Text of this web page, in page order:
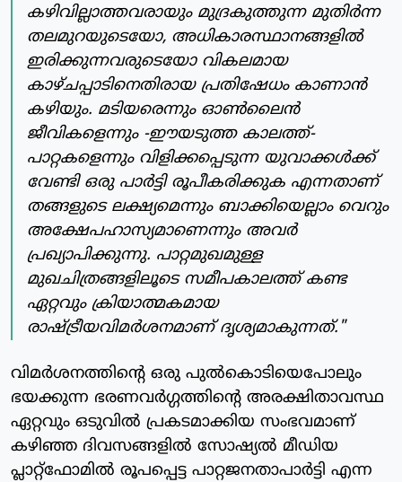
കഴിവില്ലാത്തവരായും മുദ്രകുത്തുന്ന മുതിർന്ന
തലമുറയുടെയോ, അധികാരസ്ഥാനങ്ങളിൽ
ഇരിക്കുന്നവരുടെയോ വികലമായ
കാഴ്ചപ്പാടിനെതിരായ പ്രതിഷേധം കാണാൻ
കഴിയും. മടിയരെന്നും ഓൺലൈൻ
ജീവികളെന്നും -ഈയടുത്ത കാലത്ത്-
പാറ്റകളെന്നും വിളിക്കപ്പെടുന്ന യുവാക്കൾക്ക്
വേണ്ടി ഒരു പാർട്ടി രൂപീകരിക്കുക എന്നതാണ്
തങ്ങളുടെ ലക്ഷ്യമെന്നും ബാക്കിയെല്ലാം വെറും
അക്ഷേപഹാസ്യമാണെന്നും അവർ
പ്രഖ്യാപിക്കുന്നു. പാറ്റമുഖമുള്ള
മുഖചിത്രങ്ങളിലൂടെ സമീപകാലത്ത് കണ്ട
ഏറ്റവും ക്രിയാത്മകമായ
രാഷ്ട്രീയവിമർശനമാണ് ദൃശ്യമാകുന്നത്."
വിമർശനത്തിന്റെ ഒരു പുൽകൊടിയെപോലും
ഭയക്കുന്ന ഭരണവർഗ്ഗത്തിന്റെ അരക്ഷിതാവസ്ഥ
ഏറ്റവും ഒടുവിൽ പ്രകടമാക്കിയ സംഭവമാണ്
കഴിഞ്ഞ ദിവസങ്ങളിൽ സോഷ്യൽ മീഡിയ
പ്ലാറ്റ്ഫോമിൽ രൂപപ്പെട്ട പാറ്റജനതാപാർട്ടി എന്ന